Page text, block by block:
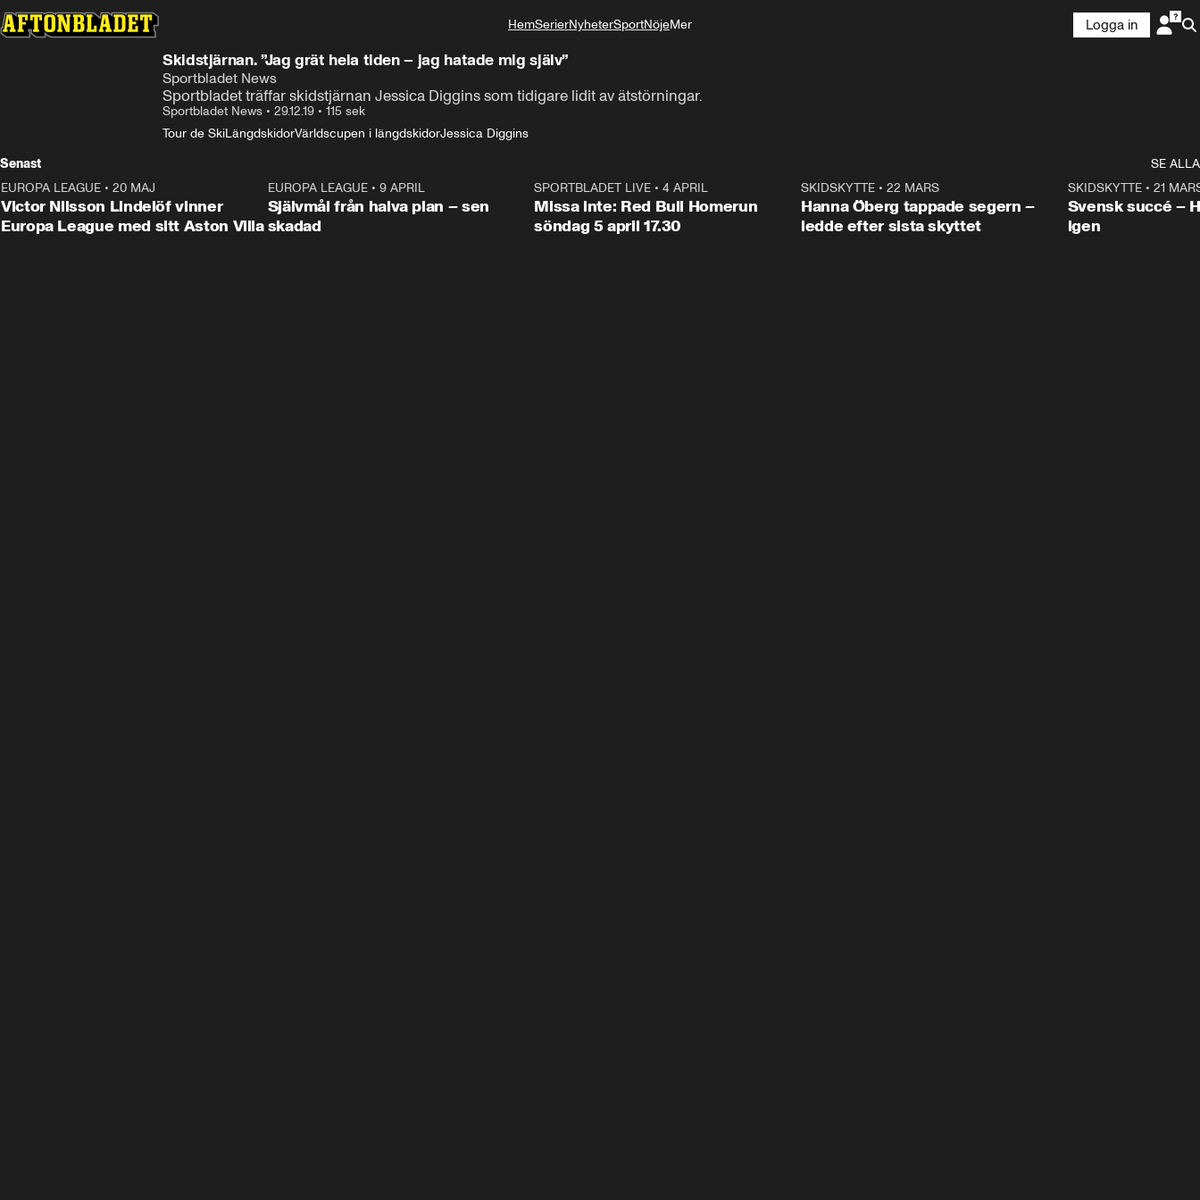
HemSerierNyheterSportNöjeMer
Logga in
Skidstjärnan. ”Jag grät hela tiden – jag hatade mig själv”
Sportbladet News
Sportbladet träffar skidstjärnan Jessica Diggins som tidigare lidit av ätstörningar.
Sportbladet News • 29.12.19 • 115 sek
Tour de SkiLängdskidorVärldscupen i längdskidorJessica Diggins
Senast
SE ALLA
EUROPA LEAGUE • 20 MAJ
Victor Nilsson Lindelöf vinner
Europa League med sitt Aston Villa
1:03
EUROPA LEAGUE• 9 APRIL
Självmål från halva plan – sen
skadad
SPORTBLADET LIVE •4 APRIL
Missa inte: Red Bull Homerun
söndag 5 april 17.30
SKIDSKYTTE• 22 MARS
Hanna Öberg tappade segern –
ledde efter sista skyttet
SKIDSKYTTE• 21
Svensk succé –
igen